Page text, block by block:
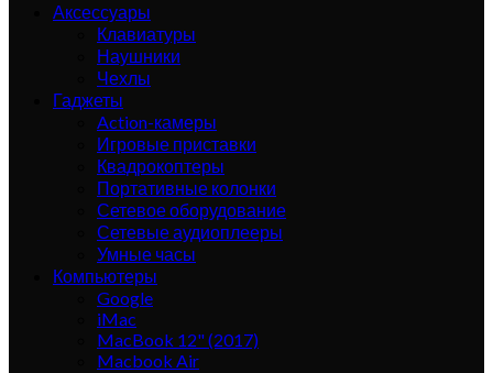
Аксессуары
Клавиатуры
Наушники
Чехлы
Гаджеты
Action-камеры
Игровые приставки
Квадрокоптеры
Портативные колонки
Сетевое оборудование
Сетевые аудиоплееры
Умные часы
Компьютеры
Google
iMac
MacBook 12" (2017)
Macbook Air